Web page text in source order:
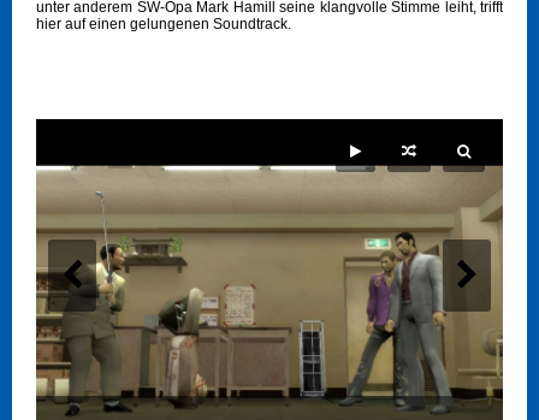
unter anderem SW-Opa Mark Hamill seine klangvolle Stimme leiht, trifft
hier auf einen gelungenen Soundtrack.